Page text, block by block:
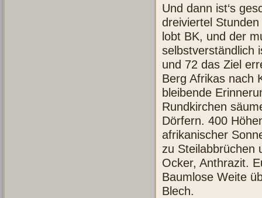
Und dann ist‘s
dreiviertel
lobt BK, und der
selbstverständlich
und 72 das Ziel
Berg Afrikas nach
bleibende
Rundkirchen
Dörfern. 400
afrikanischer
zu Steilabbrüchen
Ocker, Anthrazit.
Baumlose Weite
Blech.